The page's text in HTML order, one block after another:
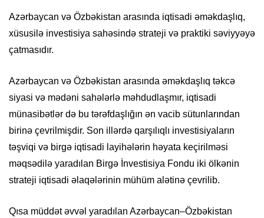
Azərbaycan və Özbəkistan arasında iqtisadi əməkdaşlıq,
xüsusilə investisiya sahəsində strateji və praktiki səviyyəyə
çatmasıdır.
Azərbaycan və Özbəkistan arasında əməkdaşlıq təkcə
siyasi və mədəni sahələrlə məhdudlaşmır, iqtisadi
münasibətlər də bu tərəfdaşlığın ən vacib sütunlarından
birinə çevrilmişdir. Son illərdə qarşılıqlı investisiyaların
təşviqi və birgə iqtisadi layihələrin həyata keçirilməsi
məqsədilə yaradılan Birgə İnvestisiya Fondu iki ölkənin
strateji iqtisadi əlaqələrinin mühüm alətinə çevrilib.
Qısa müddət əvvəl yaradılan Azərbaycan–Özbəkistan